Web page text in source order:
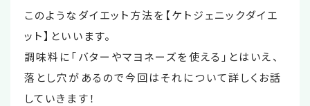
このようなダイエット方法を【ケトジェニックダイエ
ット】といいます。
調味料に「バターやマヨネーズを使える」とはいえ、
落とし穴があるので今回はそれについて詳しくお話
していきます！